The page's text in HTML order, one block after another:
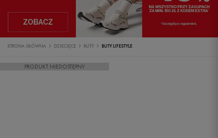
STRONA GŁÓWNA DZIECIĘCE BUTY BUTY LIFESTYLE
PRODUKT NIEDOSTĘPNY